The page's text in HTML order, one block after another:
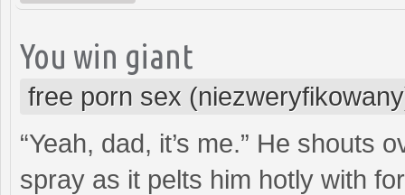
You win giant
free porn sex
“Yeah, dad, it’s me.” He shouts
spray as it pelts him hotly with